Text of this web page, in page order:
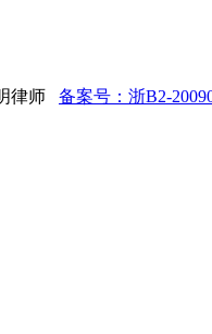
律师 备案号：浙B2-